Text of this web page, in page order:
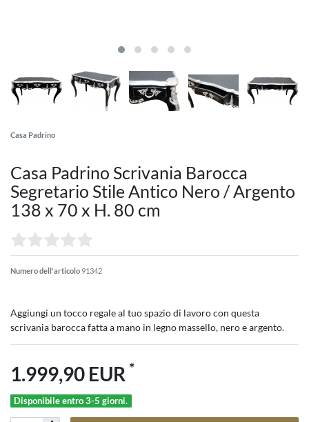
Casa Padrino
Casa Padrino Scrivania Barocca
Segretario Stile Antico Nero / Argento
138 x 70 x H. 80 cm
Numero dell'articolo 91342
Aggiungi un tocco regale al tuo spazio di lavoro con questa
scrivania barocca fatta a mano in legno massello, nero e argento.
1.999,90 EUR *
Disponibile entro 3-5 giorni.